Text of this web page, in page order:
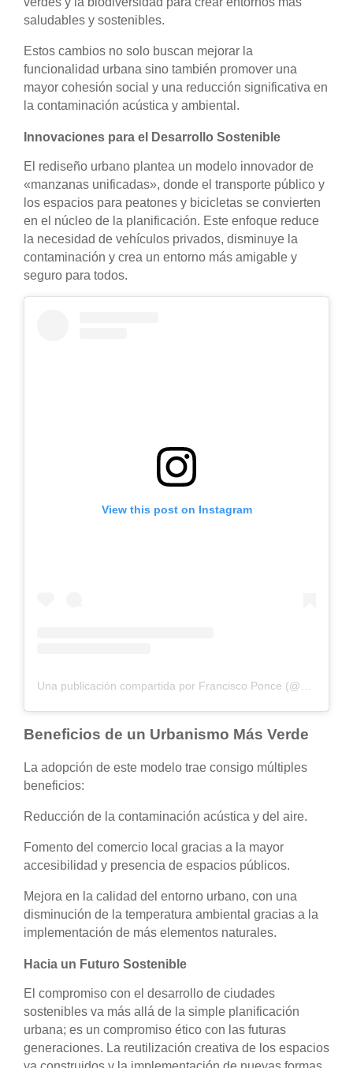
saludables y sostenibles.
Estos cambios no solo buscan mejorar la
funcionalidad urbana sino también promover una
mayor cohesión social y una reducción significativa en
la contaminación acústica y ambiental.
Innovaciones para el Desarrollo Sostenible
El rediseño urbano plantea un modelo innovador de
«manzanas unificadas», donde el transporte público y
los espacios para peatones y bicicletas se convierten
en el núcleo de la planificación. Este enfoque reduce
la necesidad de vehículos privados, disminuye la
contaminación y crea un entorno más amigable y
seguro para todos.
View this post on Instagram
Beneficios de un Urbanismo Más Verde
La adopción de este modelo trae consigo múltiples
beneficios:
Reducción de la contaminación acústica y del aire.
Fomento del comercio local gracias a la mayor
accesibilidad y presencia de espacios públicos.
Mejora en la calidad del entorno urbano, con una
disminución de la temperatura ambiental gracias a la
implementación de más elementos naturales.
Hacia un Futuro Sostenible
El compromiso con el desarrollo de ciudades
sostenibles va más allá de la simple planificación
urbana; es un compromiso ético con las futuras
generaciones. La reutilización creativa de los espacios